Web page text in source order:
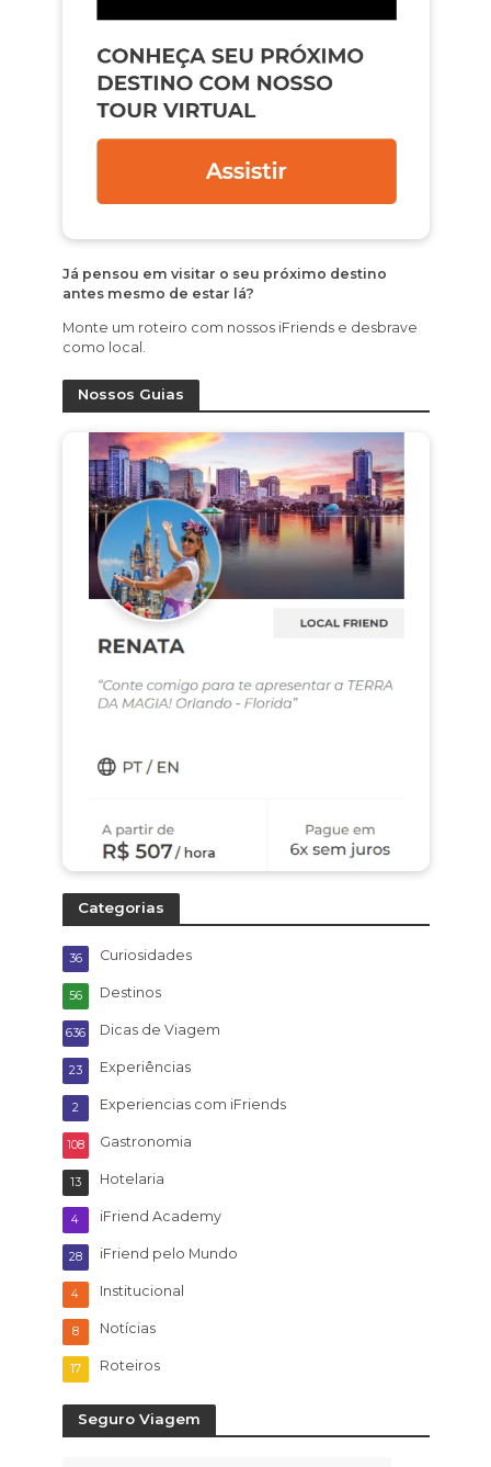
Já pensou em visitar o seu próximo destino
antes mesmo de estar lá?
Monte um roteiro com nossos iFriends e desbrave
como local.
Nossos Guias
Categorias
Curiosidades
36
Destinos
56
Dicas de Viagem
636
Experiências
23
Experiencias com iFriends
2
Gastronomia
108
Hotelaria
13
iFriend Academy
4
iFriend pelo Mundo
28
Institucional
4
Notícias
8
Roteiros
17
Seguro Viagem